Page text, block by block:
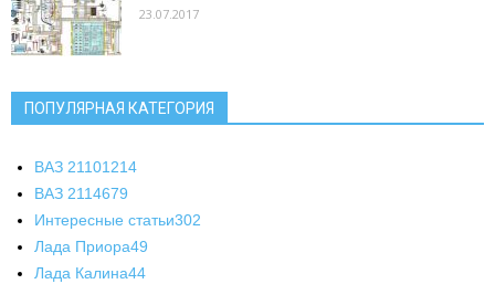
23.07.2017
ПОПУЛЯРНАЯ КАТЕГОРИЯ
ВАЗ 21101214
ВАЗ 2114679
Интересные статьи302
Лада Приора49
Лада Калина44